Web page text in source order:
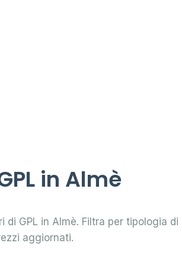
in Almè
GPL in Almè. Filtra per tipologia di
aggiornati.